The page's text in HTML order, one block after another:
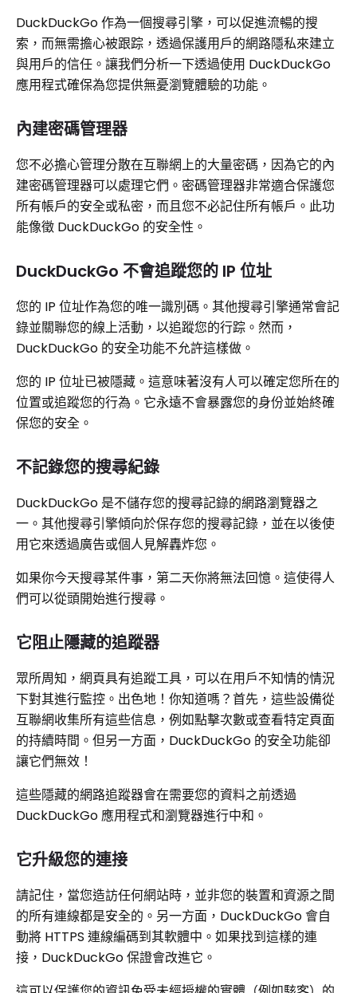
DuckDuckGo 作為一個搜尋引擎，可以促進流暢的搜
索，而無需擔心被跟踪，透過保護用戶的網路隱私來建立
與用戶的信任。讓我們分析一下透過使用 DuckDuckGo
應用程式確保為您提供無憂瀏覽體驗的功能。
內建密碼管理器
您不必擔心管理分散在互聯網上的大量密碼，因為它的內
建密碼管理器可以處理它們。密碼管理器非常適合保護您
所有帳戶的安全或私密，而且您不必記住所有帳戶。此功
能像徵 DuckDuckGo 的安全性。
DuckDuckGo 不會追蹤您的 IP 位址
您的 IP 位址作為您的唯一識別碼。其他搜尋引擎通常會記
錄並關聯您的線上活動，以追蹤您的行踪。然而，
DuckDuckGo 的安全功能不允許這樣做。
您的 IP 位址已被隱藏。這意味著沒有人可以確定您所在的
位置或追蹤您的行為。它永遠不會暴露您的身份並始終確
保您的安全。
不記錄您的搜尋紀錄
DuckDuckGo 是不儲存您的搜尋記錄的網路瀏覽器之
一。其他搜尋引擎傾向於保存您的搜尋記錄，並在以後使
用它來透過廣告或個人見解轟炸您。
如果你今天搜尋某件事，第二天你將無法回憶。這使得人
們可以從頭開始進行搜尋。
它阻止隱藏的追蹤器
眾所周知，網頁具有追蹤工具，可以在用戶不知情的情況
下對其進行監控。出色地！你知道嗎？首先，這些設備從
互聯網收集所有這些信息，例如點擊次數或查看特定頁面
的持續時間。但另一方面，DuckDuckGo 的安全功能卻
讓它們無效！
這些隱藏的網路追蹤器會在需要您的資料之前透過
DuckDuckGo 應用程式和瀏覽器進行中和。
它升級您的連接
請記住，當您造訪任何網站時，並非您的裝置和資源之間
的所有連線都是安全的。另一方面，DuckDuckGo 會自
動將 HTTPS 連線編碼到其軟體中。如果找到這樣的連
接，DuckDuckGo 保證會改進它。